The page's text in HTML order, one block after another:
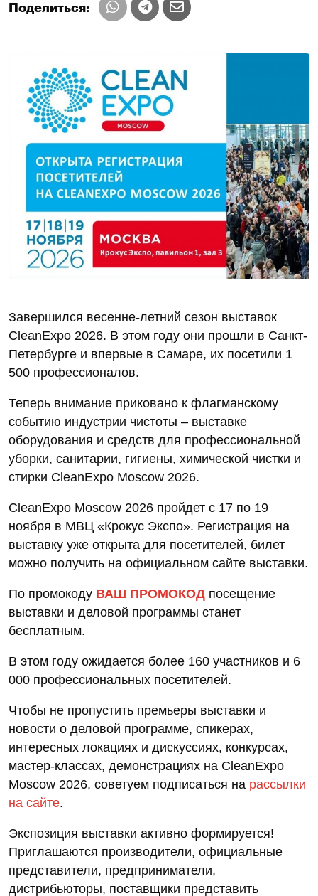
Поделиться:
Завершился весенне-летний сезон выставок
CleanExpo 2026. В этом году они прошли в Санкт-
Петербурге и впервые в Самаре, их посетили 1
500 профессионалов.
Теперь внимание приковано к флагманскому
событию индустрии чистоты – выставке
оборудования и средств для профессиональной
уборки, санитарии, гигиены, химической чистки и
стирки CleanExpo Moscow 2026.
CleanExpo Moscow 2026 пройдет с 17 по 19
ноября в МВЦ «Крокус Экспо». Регистрация на
выставку уже открыта для посетителей, билет
можно получить на официальном сайте выставки.
По промокоду ВАШ ПРОМОКОД посещение
выставки и деловой программы станет
бесплатным.
В этом году ожидается более 160 участников и 6
000 профессиональных посетителей.
Чтобы не пропустить премьеры выставки и
новости о деловой программе, спикерах,
интересных локациях и дискуссиях, конкурсах,
мастер-классах, демонстрациях на CleanExpo
Moscow 2026, советуем подписаться на рассылки
на сайте.
Экспозиция выставки активно формируется!
Приглашаются производители, официальные
представители, предприниматели,
дистрибьюторы, поставщики представить